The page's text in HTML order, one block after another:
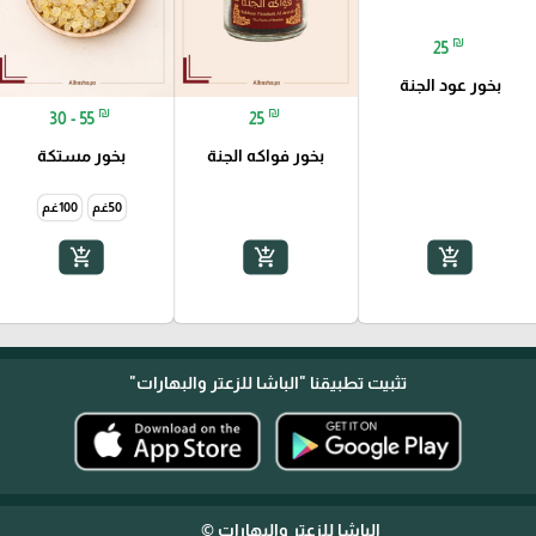
25 ₪
بخور عود الجنة
add_shopping_cart
25 ₪
بخور فواكه الجنة
add_shopping_cart
30 - 55 ₪
بخور مستكة
50غم 100غم
add_shopping_cart
تثبيت تطبيقنا "الباشا للزعتر والبهارات"
الباشا للزعتر والبهارات ©